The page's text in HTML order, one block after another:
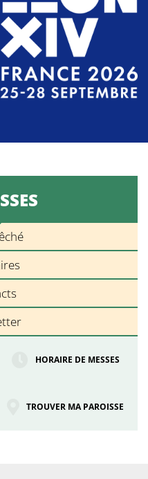
HORAIRE DE MESSES
TROUVER MA PAROISSE